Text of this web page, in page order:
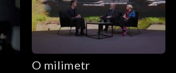
O milimetr